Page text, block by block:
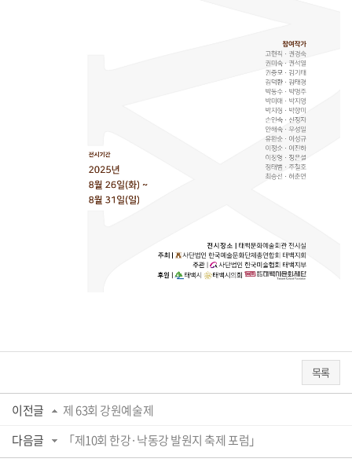
목록
이전글
제 63회 강원예술제
다음글
「제10회 한강·낙동강 발원지 축제 포럼」